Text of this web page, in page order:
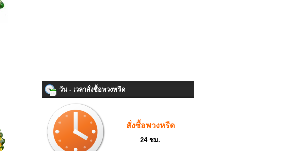
วัน - เวลาสั่งซื้อพวงหรีด
สั่งซื้อพวงหรีด
24 ชม.